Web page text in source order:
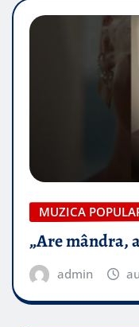
MUZICA
„Are mândra,
admin